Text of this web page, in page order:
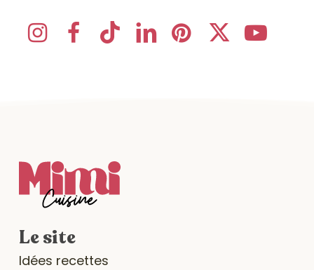
Le site
Idées recettes